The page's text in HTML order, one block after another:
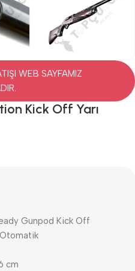
WEB SAYFAMIZ
Kick Off Yarı
Gunpod Kick Off
Otomatik
cm